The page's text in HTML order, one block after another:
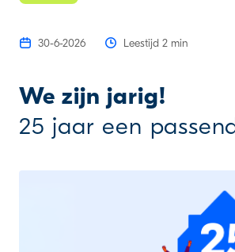
30-6-2026 Leestijd 2 min
We zijn jarig!
25 jaar een